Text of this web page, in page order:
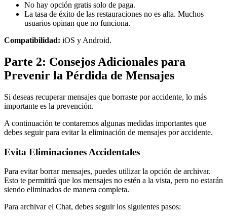
No hay opción gratis solo de paga.
La tasa de éxito de las restauraciones no es alta. Muchos
usuarios opinan que no funciona.
Compatibilidad: iOS y Android.
Parte 2: Consejos Adicionales para
Prevenir la Pérdida de Mensajes
Si deseas recuperar mensajes que borraste por accidente, lo más
importante es la prevención.
A continuación te contaremos algunas medidas importantes que
debes seguir para evitar la eliminación de mensajes por accidente.
Evita Eliminaciones Accidentales
Para evitar borrar mensajes, puedes utilizar la opción de archivar.
Esto te permitirá que los mensajes no estén a la vista, pero no estarán
siendo eliminados de manera completa.
Para archivar el Chat, debes seguir los siguientes pasos: